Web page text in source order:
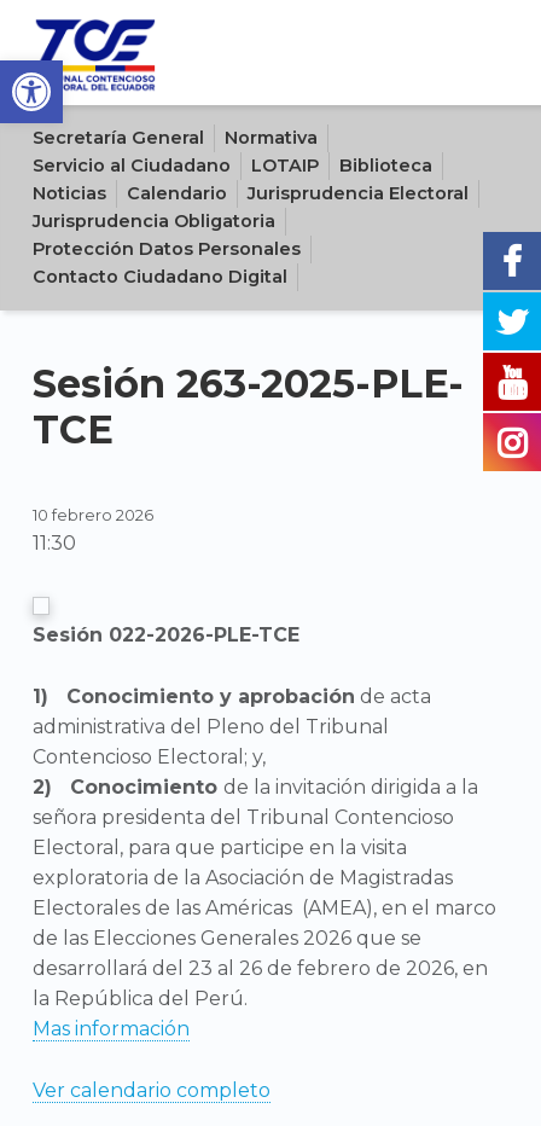
Open toolbar
Sitio oficial del Tribunal Contencioso Electoral del Ecuador
Secretaría General
Normativa
Servicio al Ciudadano
LOTAIP
Biblioteca
Noticias
Calendario
Jurisprudencia Electoral
Jurisprudencia Obligatoria
Protección Datos Personales
Contacto Ciudadano Digital
Sesión 263-2025-PLE-
TCE
10 febrero 2026
11:30
Sesión 022-2026-PLE-TCE
Conocimiento y aprobación de acta
administrativa del Pleno del Tribunal
Contencioso Electoral; y,
Conocimiento de la invitación dirigida a la
señora presidenta del Tribunal Contencioso
Electoral, para que participe en la visita
exploratoria de la Asociación de Magistradas
Electorales de las Américas (AMEA), en el marco
de las Elecciones Generales 2026 que se
desarrollará del 23 al 26 de febrero de 2026, en
la República del Perú.
Mas información
Ver calendario completo